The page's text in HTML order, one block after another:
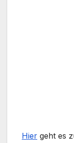
Hier geht es